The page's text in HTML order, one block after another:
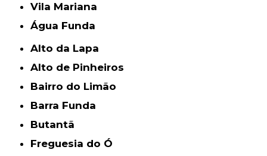
Vila Mariana
Água Funda
Alto da Lapa
Alto de Pinheiros
Bairro do Limão
Barra Funda
Butantã
Freguesia do Ó